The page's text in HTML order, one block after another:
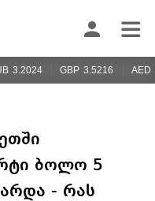
3.2024 GBP 3.5216 AED
ბოლო 5
- რას